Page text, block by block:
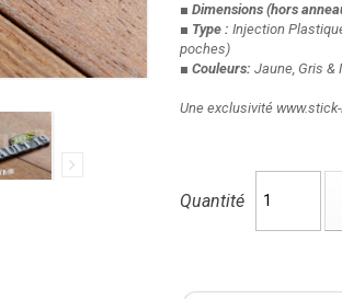
■ Dimensions (hors
■ Type : Injection
poches)
■ Couleurs: Jaune, Gris &
Une exclusivité
Quantité